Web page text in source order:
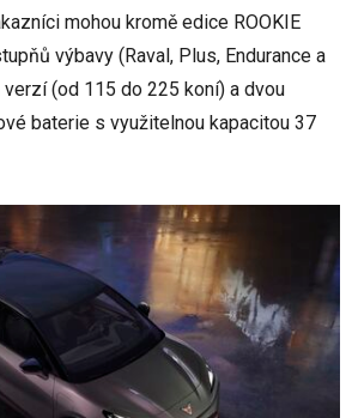
mohou kromě edice ROOKIE
výbavy (Raval, Plus, Endurance a
(od 115 do 225 koní) a dvou
baterie s využitelnou kapacitou 37